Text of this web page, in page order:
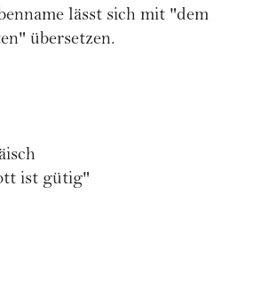
lässt sich mit "dem
übersetzen.
ist gütig"